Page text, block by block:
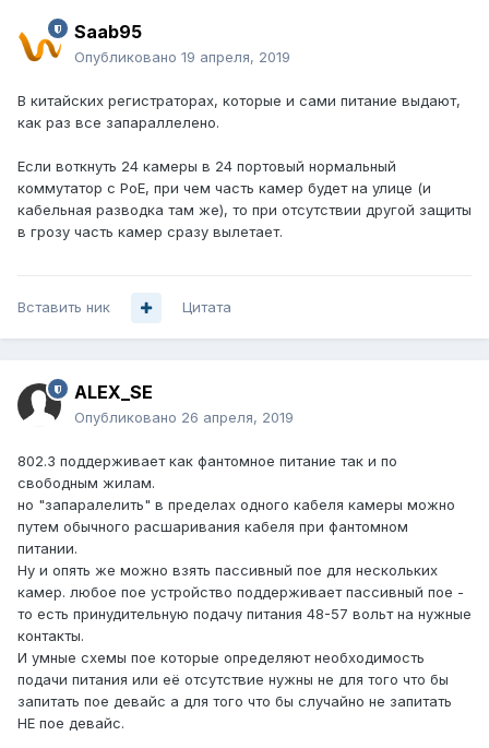
Saab95
Опубликовано 19 апреля, 2019
В китайских регистраторах, которые и сами питание выдают,
как раз все запараллелено.
Если воткнуть 24 камеры в 24 портовый нормальный
коммутатор с PoE, при чем часть камер будет на улице (и
кабельная разводка там же), то при отсутствии другой защиты
в грозу часть камер сразу вылетает.
Вставить ник Цитата
ALEX_SE
Опубликовано 26 апреля, 2019
802.3 поддерживает как фантомное питание так и по
свободным жилам.
но "запаралелить" в пределах одного кабеля камеры можно
путем обычного расшаривания кабеля при фантомном
питании.
Ну и опять же можно взять пассивный пое для нескольких
камер. любое пое устройство поддерживает пассивный пое -
то есть принудительную подачу питания 48-57 вольт на нужные
контакты.
И умные схемы пое которые определяют необходимость
подачи питания или её отсутствие нужны не для того что бы
запитать пое девайс а для того что бы случайно не запитать
НЕ пое девайс.